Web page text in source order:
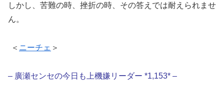
しかし、苦難の時、挫折の時、その答えでは耐えられませ
ん。
＜ ニーチェ ＞
– 廣瀬センセの今日も上機嫌リーダー *1,153* –